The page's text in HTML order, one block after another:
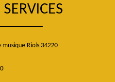
Riols 34220